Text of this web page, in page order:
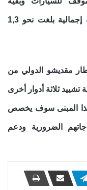
المرافق الضرورية الأخرى. وذلك بتكلفة إجمالية بلغت نحو 1,3
مقديشو الدولي من
525 م2، مع إمكانية تشييد ثلاثة أدوار أخرى
المبنى سوف يخصص
الضرورية ودعم